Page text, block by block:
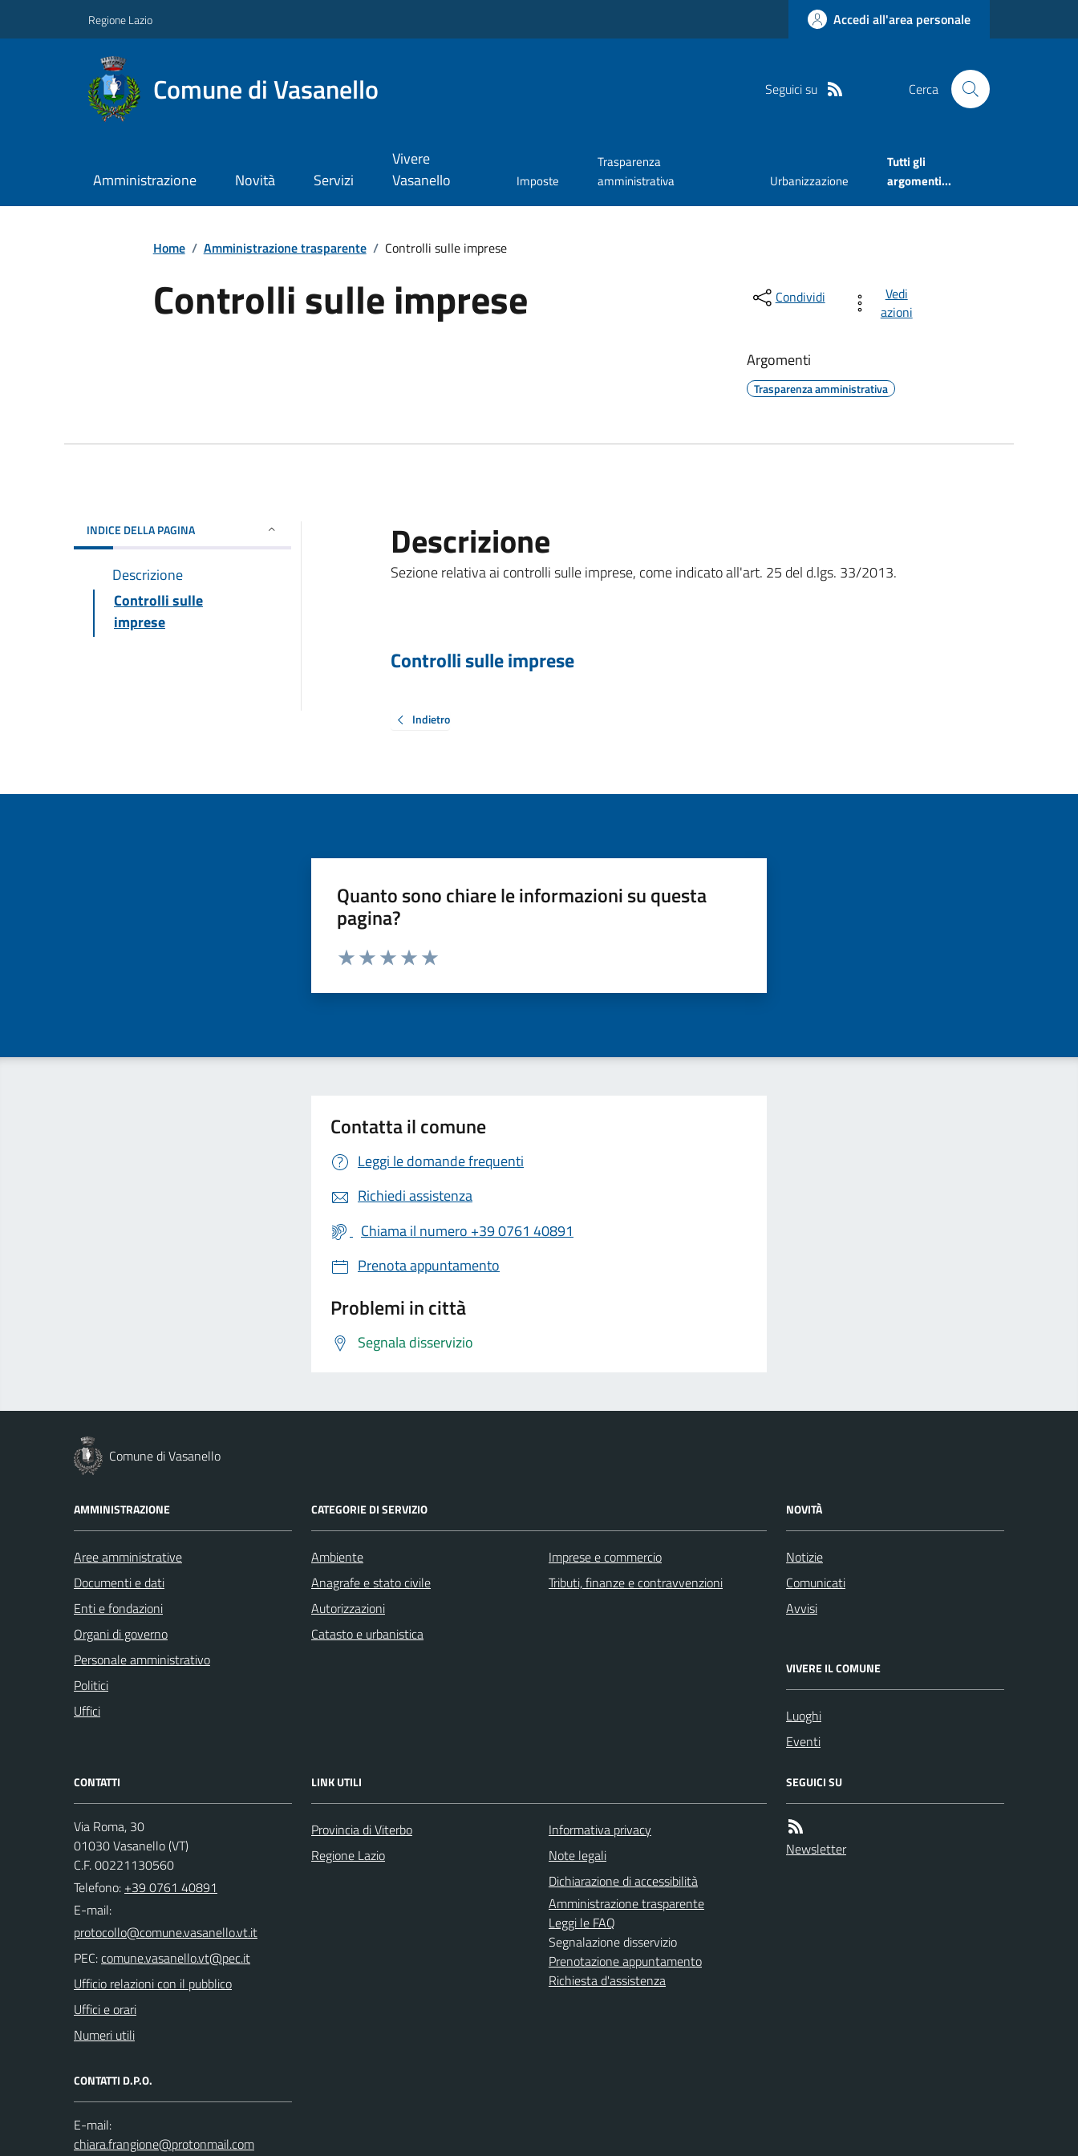
Regione Lazio Accedi all'area personale
Comune di Vasanello Seguici su Cerca
Amministrazione Novità Servizi
Vivere
Vasanello
Imposte
Trasparenza
amministrativa
Urbanizzazione
Tutti gli
argomenti...
Home / Amministrazione trasparente / Controlli sulle imprese
Controlli sulle imprese Condividi
Vedi
azioni
Argomenti
Trasparenza amministrativa
INDICE DELLA PAGINA
Descrizione
Controlli sulle
imprese
Descrizione
Sezione relativa ai controlli sulle imprese, come indicato all'art. 25 del d.lgs. 33/2013.
Controlli sulle imprese
Indietro
Quanto sono chiare le informazioni su questa
pagina?
Valuta da 1 a 5 stelle la pagina
Contatta il comune
Leggi le domande frequenti
Richiedi assistenza
Chiama il numero +39 0761 40891
Prenota appuntamento
Problemi in città
Segnala disservizio
Comune di Vasanello
AMMINISTRAZIONE
Aree amministrative
Documenti e dati
Enti e fondazioni
Organi di governo
Personale amministrativo
Politici
Uffici
CATEGORIE DI SERVIZIO
Ambiente
Anagrafe e stato civile
Autorizzazioni
Catasto e urbanistica
Imprese e commercio
Tributi, finanze e contravvenzioni
NOVITÀ
Notizie
Comunicati
Avvisi
VIVERE IL COMUNE
Luoghi
Eventi
CONTATTI
Via Roma, 30
01030 Vasanello (VT)
C.F. 00221130560
Telefono: +39 0761 40891
E-mail:
PEC:
Ufficio relazioni con il pubblico
Uffici e orari
Numeri utili
CONTATTI D.P.O.
E-mail:
LINK UTILI
Provincia di Viterbo
Regione Lazio
Informativa privacy
Note legali
Dichiarazione di accessibilità
Amministrazione trasparente
Leggi le FAQ
Segnalazione disservizio
Prenotazione appuntamento
Richiesta d'assistenza
SEGUICI SU
Newsletter